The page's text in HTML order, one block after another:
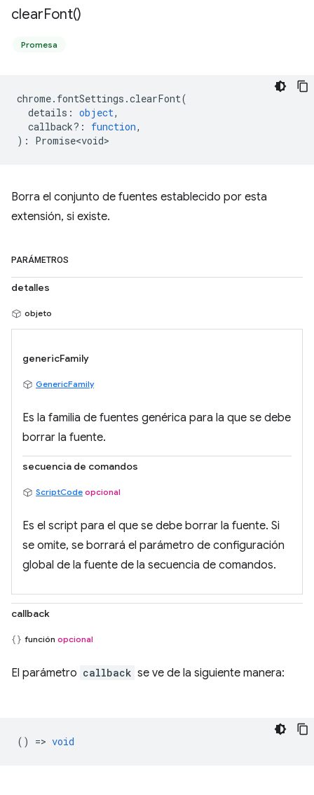
clearFont()
Promesa
chrome. fontSettings .clearFont(
details : object,
callback? : function,
) : Promise<void>
Borra el conjunto de fuentes establecido por esta
extensión, si existe.
PARÁMETROS
detalles
objeto
genericFamily
GenericFamily
Es la familia de fuentes genérica para la que se debe
borrar la fuente.
secuencia de comandos
ScriptCode opcional
Es el script para el que se debe borrar la fuente. Si
se omite, se borrará el parámetro de configuración
global de la fuente de la secuencia de comandos.
callback
función opcional
El parámetro callback se ve de la siguiente manera:
() => void